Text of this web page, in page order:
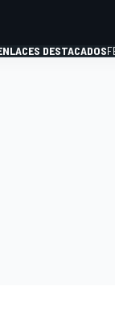
DESTACADOS